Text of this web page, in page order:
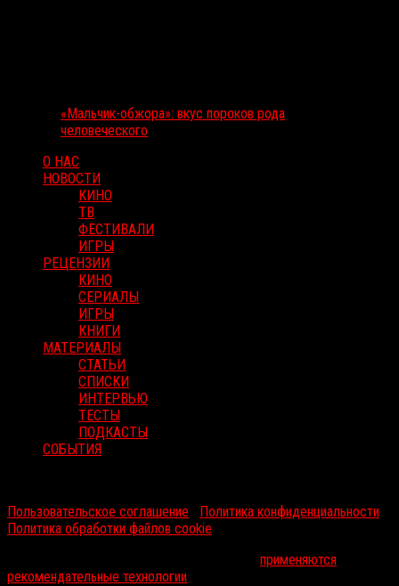
«Мальчик-обжора»: вкус пороков рода
человеческого
О НАС
НОВОСТИ
КИНО
ТВ
ФЕСТИВАЛИ
ИГРЫ
РЕЦЕНЗИИ
КИНО
СЕРИАЛЫ
ИГРЫ
КНИГИ
МАТЕРИАЛЫ
СТАТЬИ
СПИСКИ
ИНТЕРВЬЮ
ТЕСТЫ
ПОДКАСТЫ
СОБЫТИЯ
Пользовательское соглашение
Политика конфиденциальности
Политика обработки файлов cookie
применяются
рекомендательные технологии